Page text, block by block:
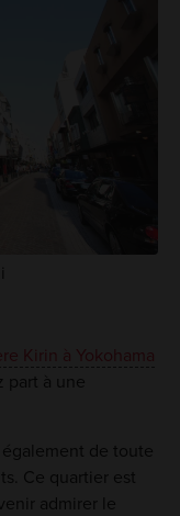
Kirin à Yokohama
part à une
de toute
Ce quartier est
admirer le